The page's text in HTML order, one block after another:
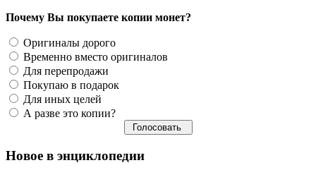
Почему Вы покупаете копии монет?
Оригиналы дорого
Временно вместо оригиналов
Для перепродажи
Покупаю в подарок
Для иных целей
А разве это копии?
Новое в энциклопедии